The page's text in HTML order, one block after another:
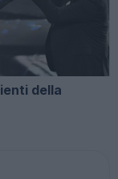
della